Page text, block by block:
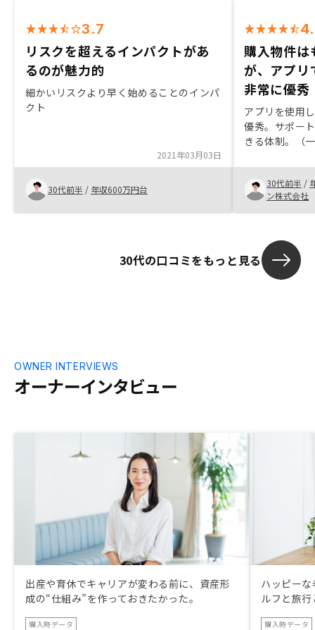
3.7
リスクを超えるインパクトがあ
るのが魅力的
細かいリスクより早く始めることのインパ
クト
2021年03月03日
30代前半 / 年収600万円台
購入物件は
が、アプリ
非常に優秀
アプリを使用
優秀。サポー
きる体制。（
軽。購入物件
複数見たかっ
が、もう少し
30代前半 /
ン株式会社
30代の口コミをもっと見る
オーナーインタビュー
OWNER INTERVIEWS
出産や育休でキャリアが変わる前に、資産形
成の“仕組み”を作っておきたかった。
購入時データ
ハッピー
ルフと旅
購入時データ